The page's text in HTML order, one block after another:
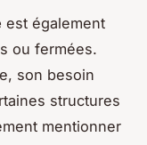
est également
ou fermées.
son besoin
structures
mentionner